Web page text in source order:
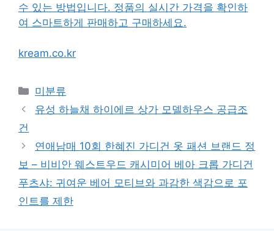
수 있는 방법입니다. 정품의 실시간 가격을 확인하
여 스마트하게 판매하고 구매하세요.
kream.co.kr
Categories
미분류
유성 하늘채 하이에르 상가 모델하우스 공급조
건
연애남매 10회 한혜진 가디건 옷 패션 브랜드 정
보 – 비비안 웨스트우드 캐시미어 베아 크롭 가디건
푸츠샤: 귀여운 베어 모티브와 과감한 색감으로 포
인트를 제한